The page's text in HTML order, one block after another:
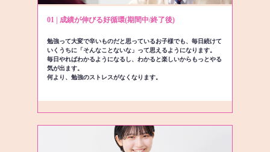
01 | 成績が伸びる好循環(期間中/終了後)
勉強って大変で辛いものだと思っているお子様でも、毎日続けて
いくうちに「そんなことないな」って思えるようになります。
毎日やればわかるようになるし、わかると楽しいからもっとやる
気が出ます。
何より、勉強のストレスがなくなります。